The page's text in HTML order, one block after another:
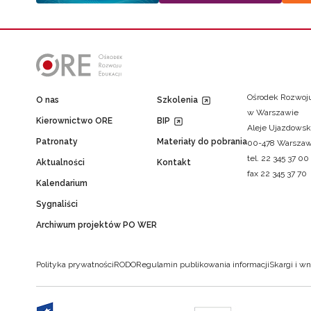
O nas
Kierownictwo ORE
Patronaty
Aktualności
Kalendarium
Sygnaliści
Archiwum projektów PO WER
Szkolenia
BIP
Materiały do pobrania
Kontakt
Ośrodek
w Warszawie
Aleje
00-478
tel. 22 345 37 00
fax 22 345 37 70
Polityka prywatnościRODORegulamin publikowania informacjiSkargi i